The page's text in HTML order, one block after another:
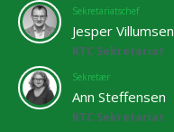
Sekretariatschef
Jesper Villumsen
KTC Sekretariat
Sekretær
Ann Steffensen
KTC Sekretariat